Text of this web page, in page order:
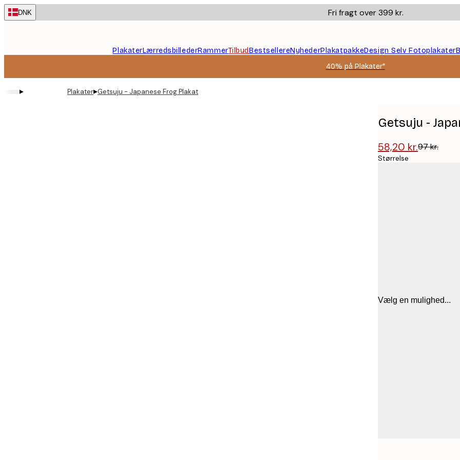
Skip
to
DNK Fri fragt over 399 kr.
PlakaterLærredsbillederRammerTilbudBestsellereNyhederPlakatpakkeDesign Selv Fotoplakater
40% på Plakater*
▸ Plakater▸Getsuju - Japanese Frog Plakat
Getsuju -
58,20 kr.97 kr.
Størrelse
Vælg en mulighed...